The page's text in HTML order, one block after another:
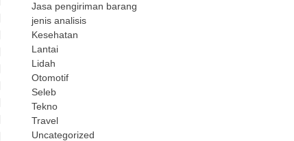
Jasa pengiriman barang
jenis analisis
Kesehatan
Lantai
Lidah
Otomotif
Seleb
Tekno
Travel
Uncategorized